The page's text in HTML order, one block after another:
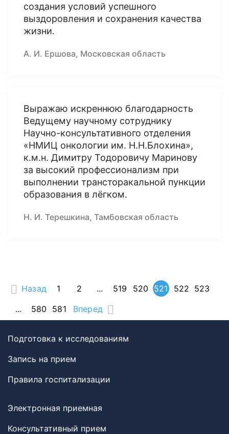
создания условий успешного
выздоровления и сохранения качества
жизни.
А. И. Ершова, Московская область
Выражаю искреннюю благодарность
Ведущему научному сотруднику
Научно-консультативного отделения
«НМИЦ онкологии им. Н.Н.Блохина»,
к.м.н. Димитру Тодоровичу Маринову
за высокий профессионализм при
выполнении трансторакальной пункции
образования в лёгком.
Н. И. Терешкина, Тамбовская область
Назад 1 2 ... 519 520 521 522 523
...
580 581 Вперед
Подготовка к исследованиям
Запись на прием
Правила госпитализации
Электронная приемная
Консультативный прием